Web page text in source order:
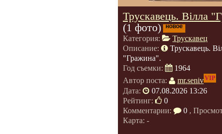
Трускавець. Вілла
(1 фото)
новое
Категория:
Трускавец
Описание:
Трускавець.
"Гражина".
Год съемки:
1964
Автор поста:
mr.senivVIP
Дата:
07.08.2026 13:26
Рейтинг:
0
Комментарии:
0 ,
Карта: -